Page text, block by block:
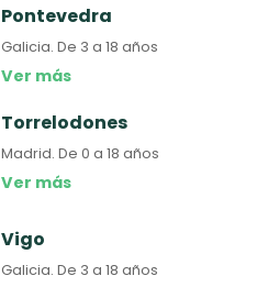
Pontevedra
Galicia.De 3 a 18 años
Ver más
Torrelodones
Madrid.De 0 a 18 años
Ver más
Vigo
Galicia.De 3 a 18 años